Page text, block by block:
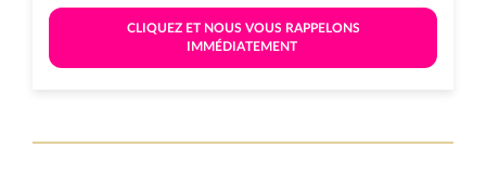
IMMÉDIATEMENT